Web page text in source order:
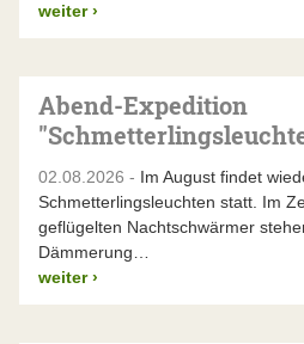
weiter ›
Abend-Expedition
02.08.2026 - Im August findet
Schmetterlingsleuchten statt. Im
geflügelten Nachtschwärmer
Dämmerung…
weiter ›